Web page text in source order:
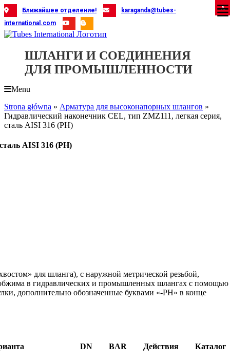
Skip
to
content
Ближайшее отделение!
karaganda@tubes-
international.com
ШЛАНГИ И СОЕДИНЕНИЯ
ДЛЯ ПРОМЫШЛЕННОСТИ
Menu
Strona główna » Арматура для высоконапорных шлангов »
Гидравлический наконечник CEL, тип ZMZ111, легкая серия,
сталь AISI 316 (PH)
AISI 316 (PH)
для шланга), с наружной метрической резьбой,
обжима в гидравлических и промышленных шлангах с помощью
дополнительно обозначенные буквами «-PH» в конце
DN BAR Действия Каталог
X
X
X
X
X
X
X
X
X
X
X
X
X
X
X
X
X
X
X